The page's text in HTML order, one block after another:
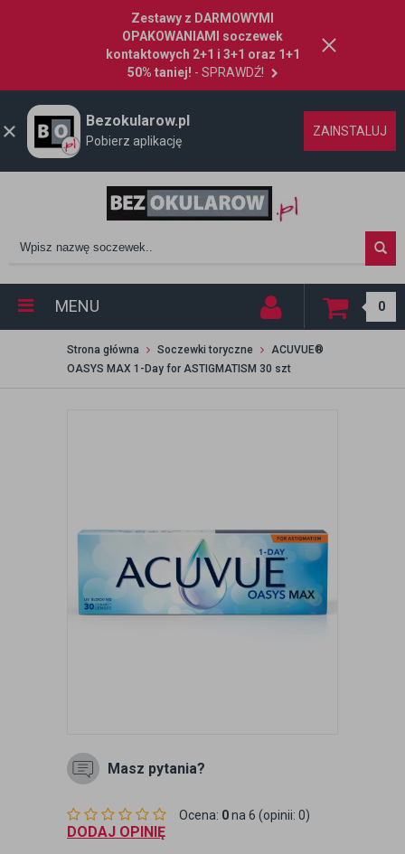
Zestawy z DARMOWYMI
OPAKOWANIAMI soczewek
kontaktowych 2+1 i 3+1 oraz 1+1
50% taniej! - SPRAWDŹ!
Bezokularow.pl
Pobierz aplikację
ZAINSTALUJ
MENU 0
Strona główna Soczewki toryczne
ACUVUE®
OASYS MAX 1-Day for ASTIGMATISM 30 szt
Masz pytania?
Ocena: 0na 6 (opinii: 0)
DODAJ OPINIĘ